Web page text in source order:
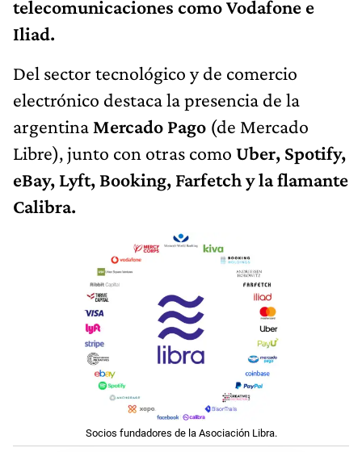
telecomunicaciones como Vodafone e
Iliad.
Del sector tecnológico y de comercio
electrónico destaca la presencia de la
argentina Mercado Pago (de Mercado
Libre), junto con otras como Uber, Spotify,
eBay, Lyft, Booking, Farfetch y la flamante
Calibra.
Socios fundadores de la Asociación Libra.